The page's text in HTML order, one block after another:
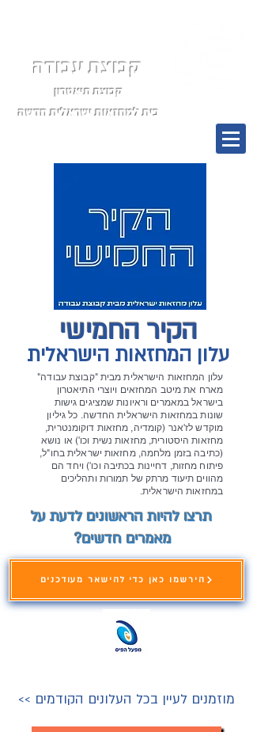
קבוצת עבודה
קבוצת תיאטרון
בית למחזאות ישראלית חדשה
תפריט
הקיר החמישי
עלון המחזאות הישראלית
עלון המחזאות הישראלית מבית "קבוצת עבודה"
מארח את מיטב המחזאים ויוצרי התיאטרון
בישראל במאמרים וראיונות שמציגים גישות
שונות במחזאות הישראלית החדשה. כל גיליון
מוקדש לז'אנר (קומדיה, מחזאות דוקומנטרית,
מחזאות היסטורית, מחזאות נשית וכו') או נושא
(כתיבה בזמן מלחמה, מחזאות ישראלית בחו"ל,
פיתוח מחזות, דחיינות בכתיבה וכו') ויחד הם
מהווים תיעוד מרתק של תמורות ותהליכים
במחזאות הישראלית.
תרצו להיות הראשונים לדעת על
מאמרים חדשים?
הירשמו כאן כדי להישאר מעודכנים
<< מוזמנים לעיין בכל העלונים הקודמים